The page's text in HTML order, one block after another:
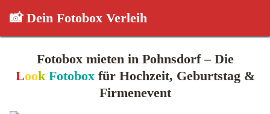
📸 Dein Fotobox Verleih
Fotobox mieten in Pohnsdorf – Die
Look Fotoboxfür Hochzeit, Geburtstag &
Firmenevent